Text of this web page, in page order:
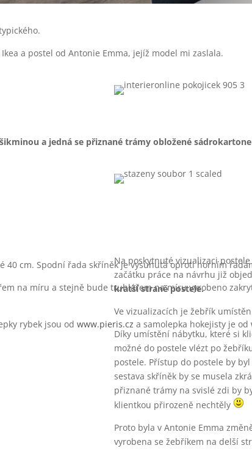
a postel od Antonie Emma, jejíž model mi zaslala.
a jedná se přiznané trámy obložené
40 cm. Spodní řada skříněk je vysunutá oproti horním
na míru a stejně bude truhlářem na míru vyrobeno
rybek jsou odwww.pieris.cz a samolepka hokejisty je od
Na poskytnuté vizualizaci
začátku práce na návrhu již
kratší straně postele.
Ve vizualizacích je žebřík umístěn
Díky umístění nábytku, které si
možné do postele vlézt po
postele. Přístup do postele by
sestava skříněk by se musela
přiznané trámy na svislé zdi by
klientkou přirozeně nechtěly
Proto byla v Antonie Emma
vyrobena se žebříkem na delší